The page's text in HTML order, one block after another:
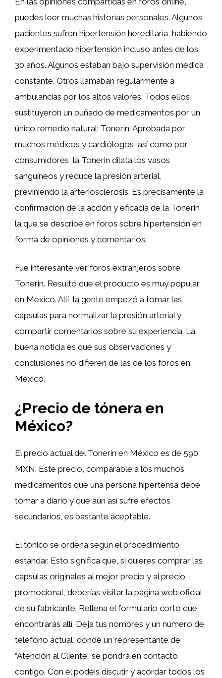
puedes leer muchas historias personales. Algunos
pacientes sufren hipertensión hereditaria, habiendo
experimentado hipertensión incluso antes de los
30 años. Algunos estaban bajo supervisión médica
constante. Otros llamaban regularmente a
ambulancias por los altos valores. Todos ellos
sustituyeron un puñado de medicamentos por un
único remedio natural: Tonerin. Aprobada por
muchos médicos y cardiólogos, así como por
consumidores, la Tonerin dilata los vasos
sanguíneos y reduce la presión arterial,
previniendo la arteriosclerosis. Es precisamente la
confirmación de la acción y eficacia de la Tonerin
la que se describe en foros sobre hipertensión en
forma de opiniones y comentarios.
Fue interesante ver foros extranjeros sobre
Tonerin. Resultó que el producto es muy popular
en México. Allí, la gente empezó a tomar las
cápsulas para normalizar la presión arterial y
compartir comentarios sobre su experiencia. La
buena noticia es que sus observaciones y
conclusiones no difieren de las de los foros en
México.
¿Precio de tónera en
México?
El precio actual del Tonerin en México es de 590
MXN. Este precio, comparable a los muchos
medicamentos que una persona hipertensa debe
tomar a diario y que aún así sufre efectos
secundarios, es bastante aceptable.
El tónico se ordena según el procedimiento
estándar. Esto significa que, si quieres comprar las
cápsulas originales al mejor precio y al precio
promocional, deberías visitar la página web oficial
de su fabricante. Rellena el formulario corto que
encontrarás allí. Deja tus nombres y un número de
teléfono actual, donde un representante de
“Atención al Cliente” se pondrá en contacto
contigo. Con él podéis discutir y acordar todos los